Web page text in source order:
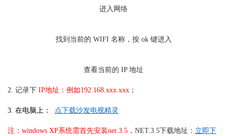
进入网络
找到当前的 WIFI 名称，按 ok 键进入
查看当前的 IP 地址
2. 记录下 IP地址 ：例如192.168.xxx.xxx ；
3. 在电脑上： 点下载沙发电视精灵
注：windows XP系统需首先安装net.3.5， NET.3.5下载地址： 立即下